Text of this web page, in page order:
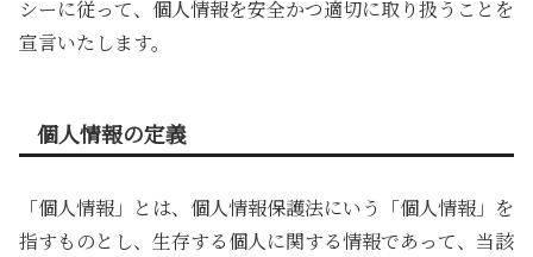
シーに従って、個人情報を安全かつ適切に取り扱うことを
宣言いたします。
個人情報の定義
「個人情報」とは、個人情報保護法にいう「個人情報」を
指すものとし、生存する個人に関する情報であって、当該